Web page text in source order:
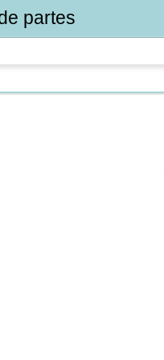
partes
visita al yonke